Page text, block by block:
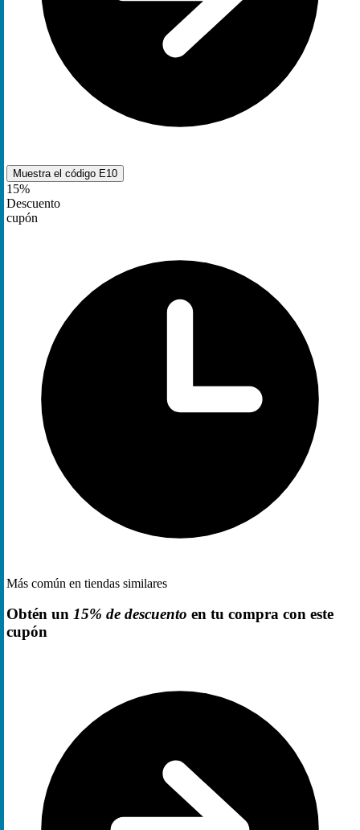
Muestra el código E10
15%
Descuento
cupón
Más común en tiendas similares
Obtén un 15% de descuento en tu compra con este
cupón